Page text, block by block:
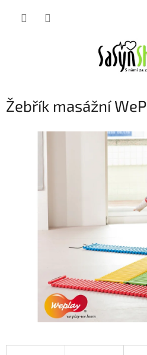
Žebřík masážní